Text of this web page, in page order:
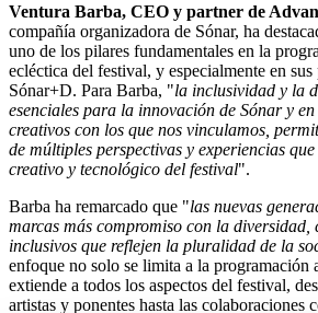
Ventura Barba, CEO y partner de
compañía organizadora de Sónar, ha
uno de los pilares fundamentales en la
ecléctica del festival, y especialmente en sus
Sónar+D. Para Barba, "la inclusividad y la
esenciales para la innovación de Sónar y
creativos con los que nos vinculamos,
de múltiples perspectivas y experiencias
creativo y tecnológico del festival".
Barba ha remarcado que "las nuevas
marcas más compromiso con la diversidad,
inclusivos que reflejen la pluralidad de la
enfoque no solo se limita a la programación
extiende a todos los aspectos del festival,
artistas y ponentes hasta las colaboraciones